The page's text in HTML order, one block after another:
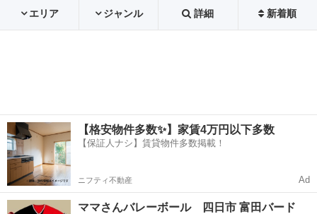
エリア ジャンル 詳細 新着順
【格安物件多数✨】家賃4万円以下多数
【保証人ナシ】賃貸物件多数掲載！
ニフティ不動産 Ad
ママさんバレーボール 四日市 富田バード